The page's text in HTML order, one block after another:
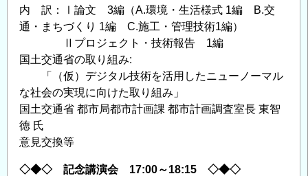
内 訳：Ⅰ論文 3編（A.環境・生活様式 1編 B.交
通・まちづくり 1編 C.施工・管理技術1編）
Ⅱプロジェクト・技術報告 1編
国土交通省の取り組み:
「（仮）デジタル技術を活用したニューノーマル
な社会の実現に向けた取り組み」
国土交通省 都市局都市計画課 都市計画調査室長 東智
徳 氏
意見交換等
◇◆◇ 記念講演会 17:00～18:15 ◇◆◇